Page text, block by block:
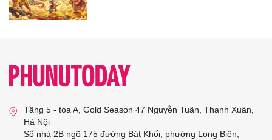
Tầng 5 - tòa A, Gold Season 47 Nguyễn Tuân, Thanh Xuân,
Hà Nội
Số nhà 2B ngõ 175 đường Bát Khối, phường Long Biên,